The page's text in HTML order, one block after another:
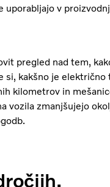
v
pregled nad tem,
kakšno je električno
kilometrov in
vozila zmanjšujejo